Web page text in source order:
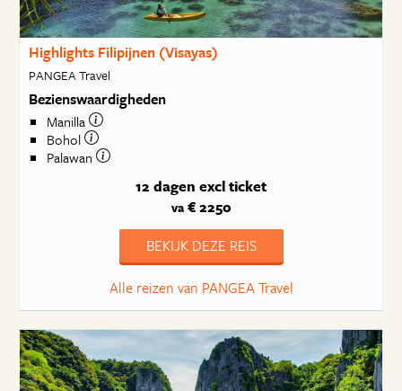
Highlights Filipijnen (Visayas)
PANGEA Travel
Bezienswaardigheden
Manilla
Bohol
Palawan
12 dagen excl ticket
va€ 2250
BEKIJK DEZE REIS
Alle reizen van PANGEA Travel